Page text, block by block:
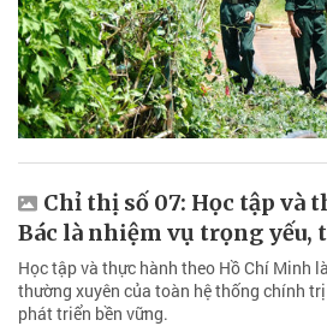
Chỉ thị số 07: Học tập và
Bác là nhiệm vụ trọng yếu,
Học tập và thực hành theo Hồ Chí Minh
thường xuyên của toàn hệ thống chính
phát triển bền vững.